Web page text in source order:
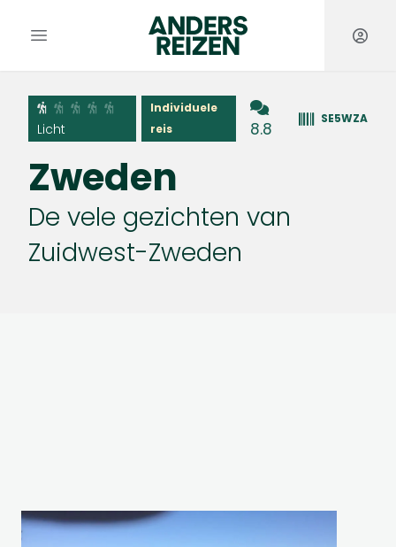
Open hoofdmenu
Anders Reizen
Licht
Individuele
reis
8.8
SE5WZA
Zweden
De vele gezichten van
Zuidwest-Zweden